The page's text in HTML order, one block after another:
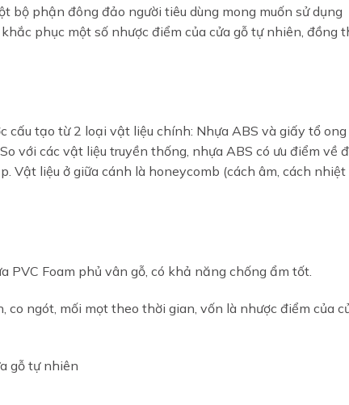
bộ phận đông đảo người tiêu dùng mong muốn sử dụng
phục một số nhược điểm của cửa gỗ tự nhiên, đồng
tạo từ 2 loại vật liệu chính: Nhựa ABS và giấy tổ ong
với các vật liệu truyền thống, nhựa ABS có ưu điểm về
Vật liệu ở giữa cánh là honeycomb (cách âm, cách nhiệt
Foam phủ vân gỗ, có khả năng chống ẩm tốt.
ngót, mối mọt theo thời gian, vốn là nhược điểm của
gỗ tự nhiên